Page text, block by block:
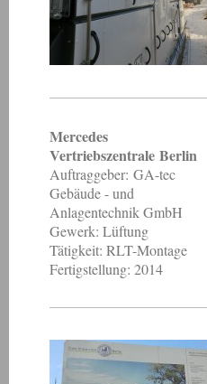
Mercedes
Vertriebszentrale Berlin
Auftraggeber: GA-tec
Gebäude - und
Anlagentechnik GmbH
Gewerk: Lüftung
Tätigkeit: RLT-Montage
Fertigstellung: 2014